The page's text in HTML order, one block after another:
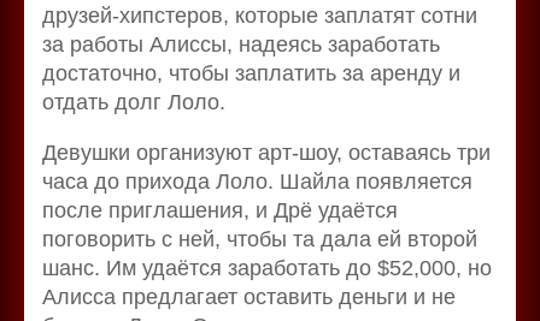
друзей-хипстеров, которые заплатят сотни
за работы Алиссы, надеясь заработать
достаточно, чтобы заплатить за аренду и
отдать долг Лоло.
Девушки организуют арт-шоу, оставаясь три
часа до прихода Лоло. Шайла появляется
после приглашения, и Дрё удаётся
поговорить с ней, чтобы та дала ей второй
шанс. Им удаётся заработать до $52,000, но
Алисса предлагает оставить деньги и не